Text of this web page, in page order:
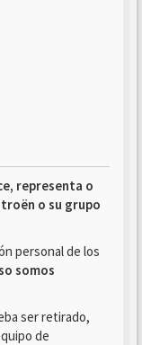
representa o
o su grupo
personal de los
somos
ser retirado,
de